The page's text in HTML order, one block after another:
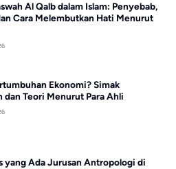
Al Qalb dalam Islam: Penyebab,
Cara Melembutkan Hati Menurut
Ekonomi? Simak
dan Teori Menurut Para Ahli
yang Ada Jurusan Antropologi di